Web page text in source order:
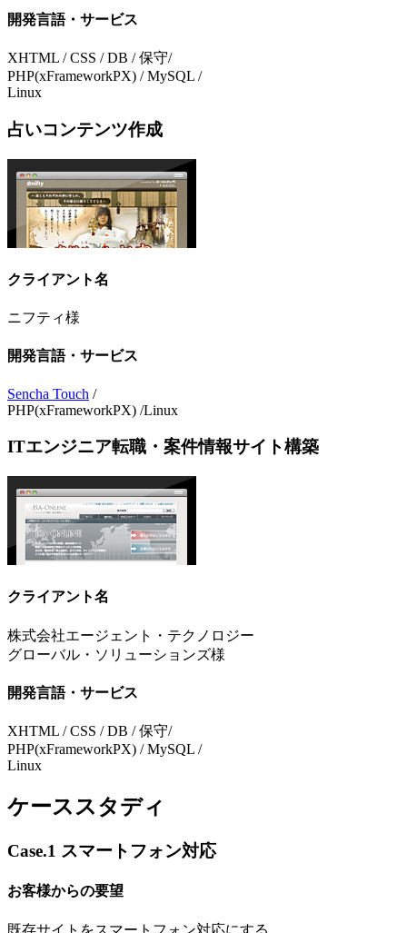
開発言語・サービス
XHTML / CSS / DB / 保守/
PHP(xFrameworkPX) / MySQL /
Linux
占いコンテンツ作成
クライアント名
ニフティ様
開発言語・サービス
Sencha Touch /
PHP(xFrameworkPX) /Linux
ITエンジニア転職・案件情報サイト構築
クライアント名
株式会社エージェント・テクノロジー
グローバル・ソリューションズ様
開発言語・サービス
XHTML / CSS / DB / 保守/
PHP(xFrameworkPX) / MySQL /
Linux
ケーススタディ
Case.1 スマートフォン対応
お客様からの要望
既存サイトをスマートフォン対応にする